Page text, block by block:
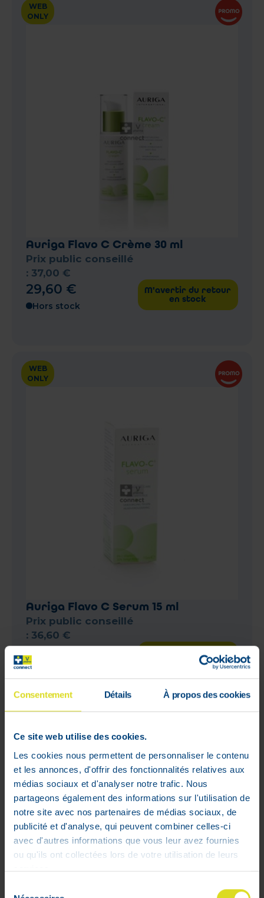
Consentement Détails À propos des cookies
Ce site web utilise des cookies.
Les cookies nous permettent de personnaliser le contenu
et les annonces, d'offrir des fonctionnalités relatives aux
médias sociaux et d'analyser notre trafic. Nous
partageons également des informations sur l'utilisation de
notre site avec nos partenaires de médias sociaux, de
publicité et d'analyse, qui peuvent combiner celles-ci
avec d'autres informations que vous leur avez fournies
ou qu'ils ont collectées lors de votre utilisation de leurs
services.
WEB
ONLY
Auriga Flavo C Crème 30 ml
Prix public conseillé
: 37,00 €
29,60 €
Hors stock
M'avertir du retour
en stock
WEB
ONLY
Auriga Flavo C Serum 15 ml
Prix public conseillé
: 36,60 €
29,28€
M'avertir du retour
en stock
ONLY